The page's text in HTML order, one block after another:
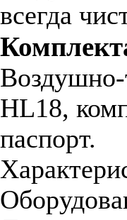
всегда
Воздушно-
HL18,
паспорт.